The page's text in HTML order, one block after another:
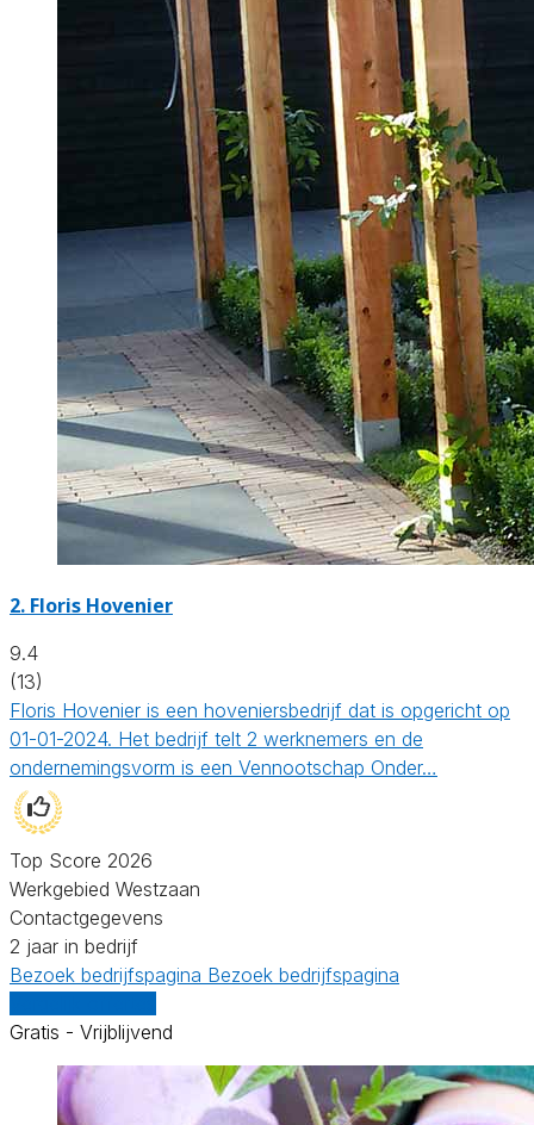
2. Floris Hovenier
9.4
(13)
Floris Hovenier is een hoveniersbedrijf dat is opgericht op
01-01-2024. Het bedrijf telt 2 werknemers en de
ondernemingsvorm is een Vennootschap Onder…
Top Score 2026
Werkgebied Westzaan
Contactgegevens
2 jaar in bedrijf
Bezoek bedrijfspagina Bezoek bedrijfspagina
Gratis - Vrijblijvend